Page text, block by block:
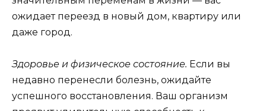
ожидает переезд в новый дом, квартиру или
даже город.
Здоровье и физическое состояние. Если вы
недавно перенесли болезнь, ожидайте
успешного восстановления. Ваш организм